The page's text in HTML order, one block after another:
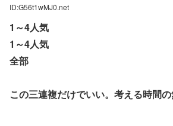
ID:G56t1wMJ0.net
1～4人気
1～4人気
全部
この三連複だけでいい。考える時間